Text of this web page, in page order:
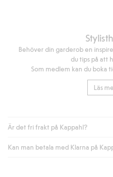
Behöver din garderob en
du tips på att
Som medlem kan du boka
Läs
Är det fri frakt på Kappahl?
Är du medlem i Kappahl Club
Kan man betala med Klarna på